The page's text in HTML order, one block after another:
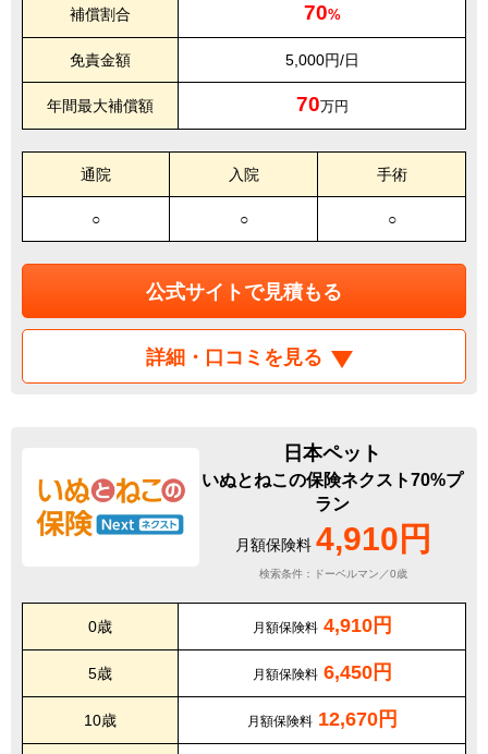
補償割合 70%
免責金額 5,000円/日
年間最大補償額 70万円
通院 入院 手術
○ ○ ○
公式サイトで見積もる
詳細・口コミを見る
日本ペット
いぬとねこの保険ネクスト70%プ
ラン
月額保険料 4,910円
検索条件：ドーベルマン／0歳
0歳 月額保険料 4,910円
5歳 月額保険料 6,450円
10歳 月額保険料 12,670円